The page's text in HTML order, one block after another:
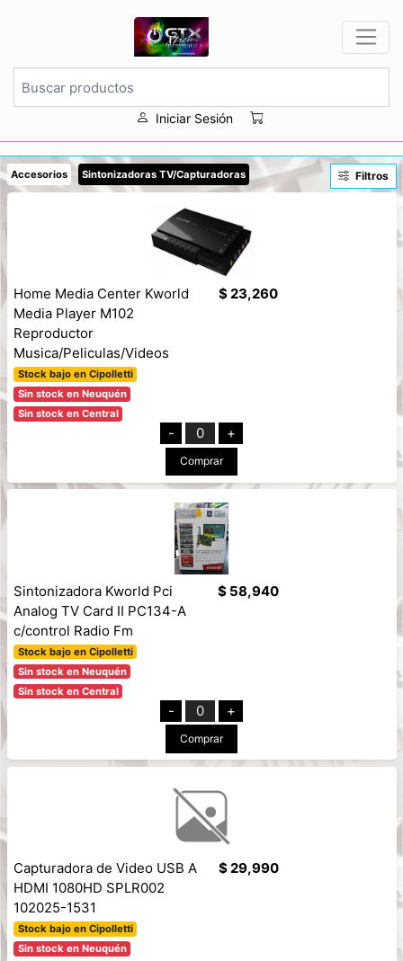
Iniciar Sesión
Accesorios Sintonizadoras TV/Capturadoras Filtros
Home Media Center Kworld
Media Player M102
Reproductor
Musica/Peliculas/Videos
Stock bajo en Cipolletti
Sin stock en Neuquén
Sin stock en Central
$ 23,260
- 0 +
Comprar
Sintonizadora Kworld Pci
Analog TV Card II PC134-A
c/control Radio Fm
Stock bajo en Cipolletti
Sin stock en Neuquén
Sin stock en Central
$ 58,940
- 0 +
Comprar
Capturadora de Video USB A
HDMI 1080HD SPLR002
102025-1531
Stock bajo en Cipolletti
Sin stock en Neuquén
$ 29,990